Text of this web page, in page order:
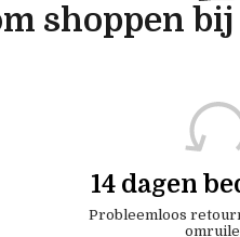
shoppen
14 dagen
Probleemloos